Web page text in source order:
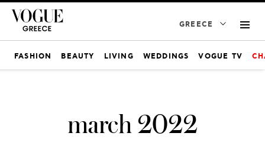
GREECE
FASHION BEAUTY LIVING WEDDINGS VOGUE TV
march 2022